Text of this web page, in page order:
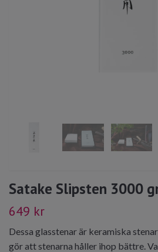
Satake Slipsten 3000
649 kr
Dessa glasstenar är keramiska
gör att stenarna håller ihop bättre.